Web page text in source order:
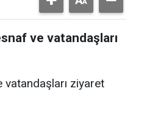
ve vatandaşları
ziyaret